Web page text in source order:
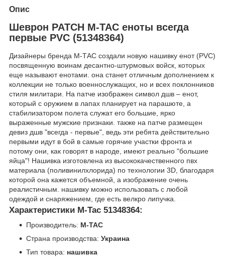
Опис
Шеврон PATCH M-TAC еноты всегда
первые PVC (51348364)
Дизайнеры бренда М-ТАС создали новую нашивку енот (PVC)
посвященную воинам десантно-штурмовых войск, которых
еще называют енотами. она станет отличным дополнением к
коллекции не только военнослужащих, но и всех поклонников
стиля милитари. На патче изображен символ дшв – енот,
который с оружием в лапах планирует на парашюте, а
стабилизатором полета служат его большие, ярко
выраженные мужские признаки. также на патче размещен
девиз дшв "всегда - первые", ведь эти ребята действительно
первыми идут в бой в самые горячие участки фронта и
потому они, как говорят в народе, имеют реально "большие
яйца"! Нашивка изготовлена из высококачественного пвх
материала (поливинилхлорида) по технологии 3D, благодаря
которой она кажется объемной, а изображение очень
реалистичным. нашивку можно использовать с любой
одеждой и снаряжением, где есть велкро липучка.
Характеристики M-Tac 51348364:
Производитель: M-TAC
Страна производства: Украина
Тип товара: нашивка